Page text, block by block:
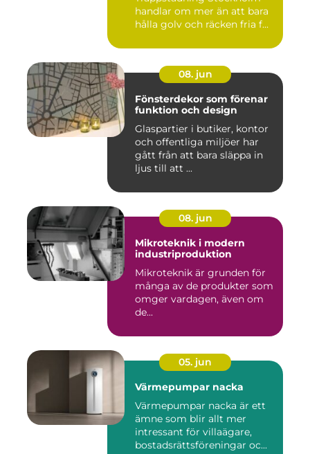
handlar om mer än att bara
hålla golv och räcken fria f...
08. jun
Fönsterdekor som förenar
funktion och design
Glaspartier i butiker, kontor
och offentliga miljöer har
gått från att bara släppa in
ljus till att ...
08. jun
Mikroteknik i modern
industriproduktion
Mikroteknik är grunden för
många av de produkter som
omger vardagen, även om
de...
05. jun
Värmepumpar nacka
Värmepumpar nacka är ett
ämne som blir allt mer
intressant för villaägare,
bostadsrättsföreningar oc...